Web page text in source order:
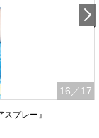
16 ／17
プレー』